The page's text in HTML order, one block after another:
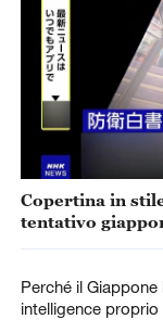
Copertina in
tentativo
Perché il
intelligence proprio